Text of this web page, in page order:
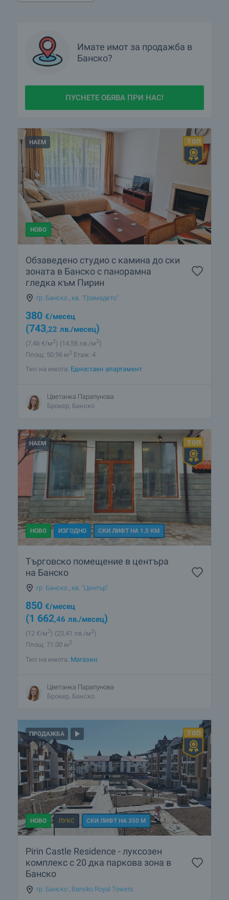
градусов виртуален тур?
Покажете ми имоти в Банско с видео оглед
Какви луксозни имоти се предлагат в Банско?
Селските къщи са хит! Какви оферти имате в района на
Банско?
Имате имот за продажба в
Банско?
ПУСНЕТЕ ОБЯВА ПРИ НАС!
НАЕМ
НОВО
Обзаведено студио с камина до ски
зоната в Банско с панорамна
гледка към Пирин
гр. Банско кв. "Грамадето"
380 €/месец
(743,22 лв./месец)
(7 ,46 €/м2) (14 ,58 лв./м2)
Площ: 50.96 м2 Етаж: 4
Тип на имота: Едностаен апартамент
Цветанка Парапунова
Брокер, Банско
НАЕМ
НОВО ИЗГОДНО СКИ ЛИФТ НА 1.5 КМ
Търговско помещение в центъра
на Банско
гр. Банско кв. "Център"
850 €/месец
(1 662,46 лв./месец)
(12 €/м2) (23,41 лв./м2)
Площ: 71.00 м2
Тип на имота: Магазин
Цветанка Парапунова
Брокер, Банско
ПРОДАЖБА
НОВО ЛУКС СКИ ЛИФТ НА 350 М
Pirin Castle Residence - луксозен
комплекс с 20 дка паркова зона в
Банско
гр. Банско , Bansko Royal Towers